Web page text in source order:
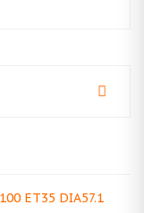
ET35 DIA57.1